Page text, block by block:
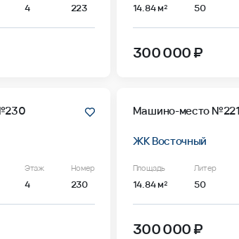
4 223 14.84 м² 50
300 000 ₽
Этаж
4
Номер
230
Машино-место №221
ЖК Восточный
Площадь
14.84 м²
Литер
50
300 000 ₽